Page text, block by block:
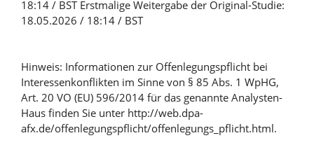
18:14 / BST Erstmalige Weitergabe der Original-Studie:
18.05.2026 / 18:14 / BST
Hinweis: Informationen zur Offenlegungspflicht bei
Interessenkonflikten im Sinne von § 85 Abs. 1 WpHG,
Art. 20 VO (EU) 596/2014 für das genannte Analysten-
Haus finden Sie unter http://web.dpa-
afx.de/offenlegungspflicht/offenlegungs_pflicht.html.